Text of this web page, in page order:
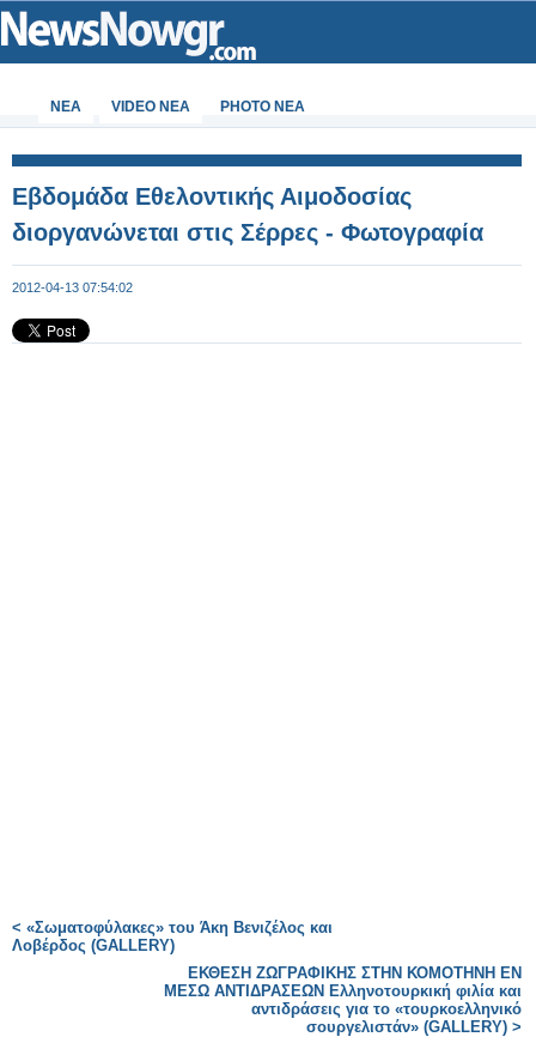
ΝΕΑ VIDEO NEA PHOTO NEA
Εβδομάδα Εθελοντικής Αιμοδοσίας
διοργανώνεται στις Σέρρες - Φωτογραφία
2012-04-13 07:54:02
< «Σωματοφύλακες» του Άκη Βενιζέλος και
Λοβέρδος (GALLERY)
ΕΚΘΕΣΗ ΖΩΓΡΑΦΙΚΗΣ ΣΤΗΝ ΚΟΜΟΤΗΝΗ ΕΝ
ΜΕΣΩ ΑΝΤΙΔΡΑΣΕΩΝ Ελληνοτουρκική φιλία και
αντιδράσεις για το «τουρκοελληνικό
σουργελιστάν» (GALLERY) >